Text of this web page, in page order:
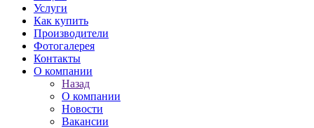
Услуги
Как купить
Производители
Фотогалерея
Контакты
О компании
Назад
О компании
Новости
Вакансии